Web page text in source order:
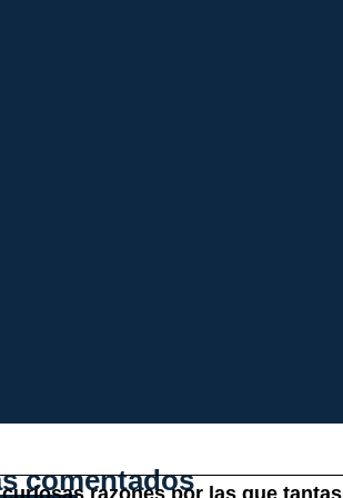
comentados
razones por las que tantas